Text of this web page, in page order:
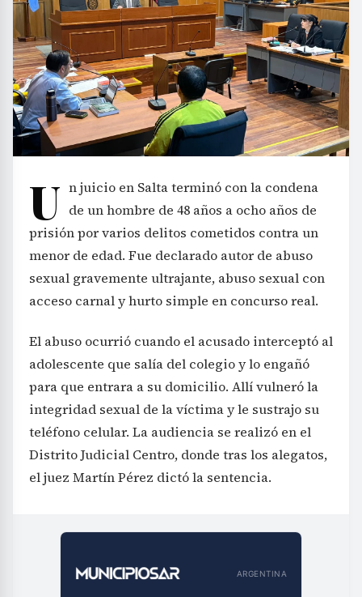
U n juicio en Salta terminó con la condena
de un hombre de 48 años a ocho años de
prisión por varios delitos cometidos contra un
menor de edad. Fue declarado autor de abuso
sexual gravemente ultrajante, abuso sexual con
acceso carnal y hurto simple en concurso real.
El abuso ocurrió cuando el acusado interceptó al
adolescente que salía del colegio y lo engañó
para que entrara a su domicilio. Allí vulneró la
integridad sexual de la víctima y le sustrajo su
teléfono celular. La audiencia se realizó en el
Distrito Judicial Centro, donde tras los alegatos,
el juez Martín Pérez dictó la sentencia.
ARGENTINA